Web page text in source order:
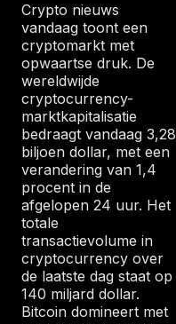
Crypto nieuws
vandaag toont een
cryptomarkt met
opwaartse druk. De
wereldwijde
cryptocurrency-
marktkapitalisatie
bedraagt vandaag 3,28
biljoen dollar, met een
verandering van 1,4
procent in de
afgelopen 24 uur. Het
totale
transactievolume in
cryptocurrency over
de laatste dag staat op
140 miljard dollar.
Bitcoin domineert met